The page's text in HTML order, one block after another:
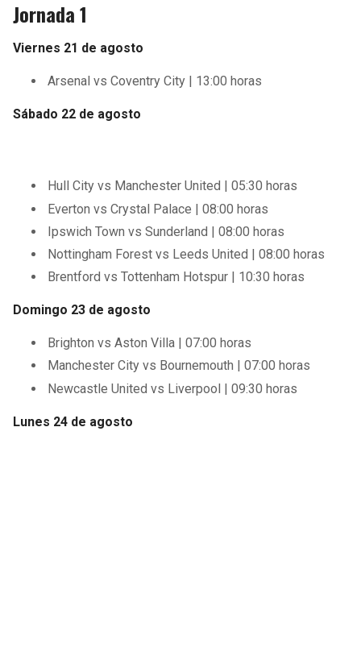
Jornada 1
Viernes 21 de agosto
Arsenal vs Coventry City | 13:00 horas
Sábado 22 de agosto
Hull City vs Manchester United | 05:30 horas
Everton vs Crystal Palace | 08:00 horas
Ipswich Town vs Sunderland | 08:00 horas
Nottingham Forest vs Leeds United | 08:00 horas
Brentford vs Tottenham Hotspur | 10:30 horas
Domingo 23 de agosto
Brighton vs Aston Villa | 07:00 horas
Manchester City vs Bournemouth | 07:00 horas
Newcastle United vs Liverpool | 09:30 horas
Lunes 24 de agosto